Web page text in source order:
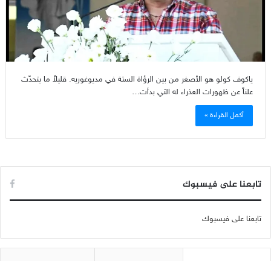
ياكوف كولو هو الأصغر من بين الرؤاة الستة في مديوغوريه. قليلاً ما يتحدّث
علناً عن ظهورات العذراء له التي بدأت…
أكمل القراءة »
تابعنا على فيسبوك
تابعنا على فيسبوك